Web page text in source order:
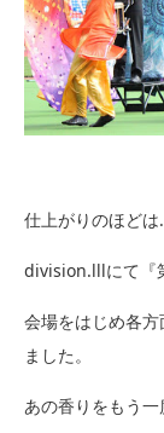
仕上がりのほど
division.lllにて『
会場をはじめ各
ました。
あの香りをもう